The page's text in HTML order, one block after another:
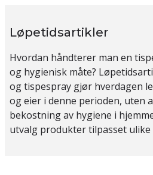
Løpetidsartikler
Hvordan håndterer man en
og hygienisk måte?
og tispespray gjør hverdagen
og eier i denne perioden, uten
bekostning av hygiene i
utvalg produkter tilpasset